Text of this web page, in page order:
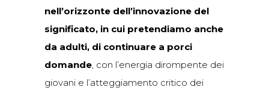
nell’orizzonte dell’innovazione del
significato, in cui pretendiamo anche
da adulti, di continuare a porci
domande, con l’energia dirompente dei
giovani e l’atteggiamento critico dei